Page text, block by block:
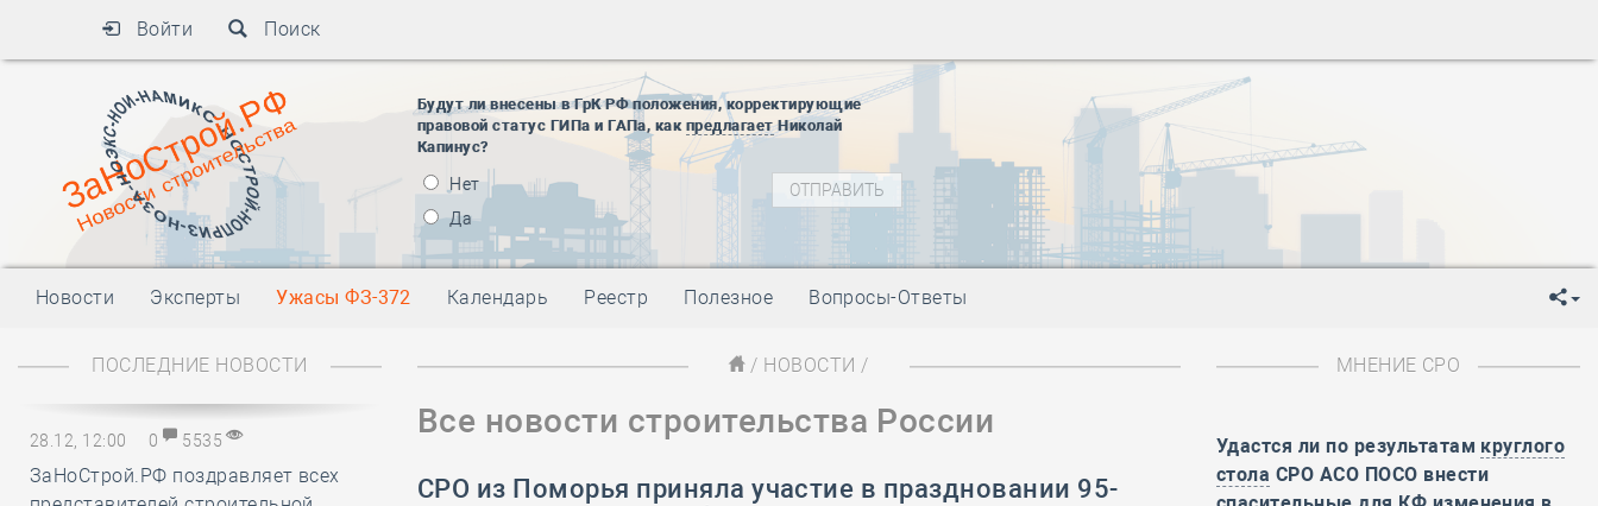
Войти Поиск
Будут ли внесены в ГрК РФ положения, корректирующие
правовой статус ГИПа и ГАПа, как предлагаетНиколай
Капинус?
Нет
Да
День Государственного флага Российской Федерации
-День знаний
-
День сотрудника органов внутренних дел РФ
27 января
День полного освобождения Ленинграда от фашистской
блокады
01 мая- День Весны и Труда
09 мая -День Победы!
День Государственного флага Российской Федерации
10 ноября
День полного освобождения Ленинграда от фашистской
01 мая-День Весны и Труда
Новости Эксперты Ужасы ФЗ-372 Календарь Реестр Полезное Вопросы-Ответы
ПОСЛЕДНИЕ НОВОСТИ
28.12, 12:00 0 5535
ЗаНоСтрой.РФ поздравляет всех
/ НОВОСТИ /
Все новости строительства России
СРО из Поморья приняла участие в праздновании 95-
МНЕНИЕ СРО
Удастся ли по результатам круглого
стола СРО АСО ПОСО внести